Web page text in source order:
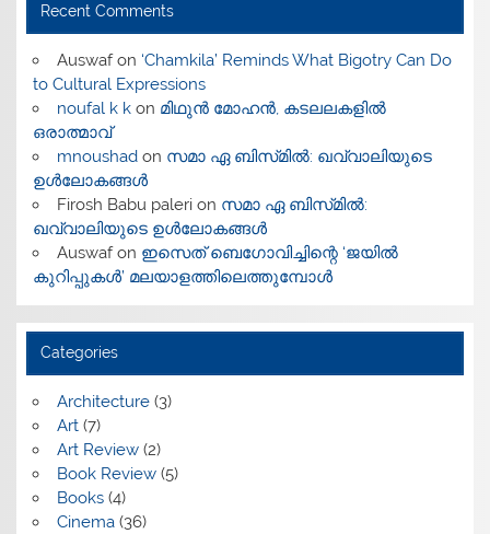
Recent Comments
Auswafon ‘Chamkila’ Reminds What Bigotry Can Do
to Cultural Expressions
noufal k kon മിഥുൻ മോഹൻ, കടലലകളിൽ
ഒരാത്മാവ്
mnoushadon സമാ ഏ ബിസ്‌മിൽ: ഖവ്വാലിയുടെ
ഉൾലോകങ്ങൾ
Firosh Babu palerion സമാ ഏ ബിസ്‌മിൽ:
ഖവ്വാലിയുടെ ഉൾലോകങ്ങൾ
Auswafon ഇസെത് ബെഗോവിച്ചിന്റെ ‘ജയിൽ
കുറിപ്പുകൾ’ മലയാളത്തിലെത്തുമ്പോൾ
Categories
Architecture(3)
Art(7)
Art Review(2)
Book Review(5)
Books(4)
Cinema(36)